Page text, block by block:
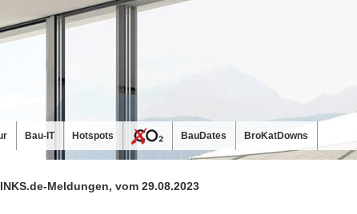
Meldungen, vom 29.08.2023
Bau-IT Hotspots BauDates BroKatDowns